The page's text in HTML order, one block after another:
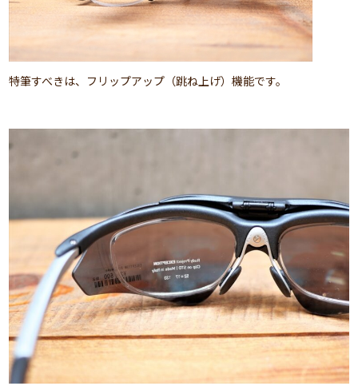
特筆すべきは、フリップアップ（跳ね上げ）機能です。